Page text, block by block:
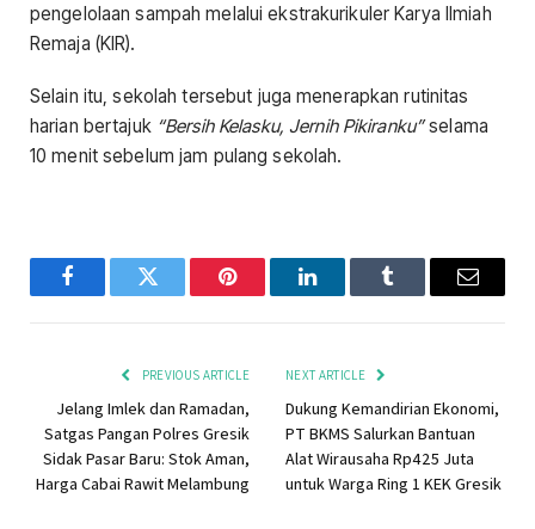
pengelolaan sampah melalui ekstrakurikuler Karya Ilmiah
Remaja (KIR).
Selain itu, sekolah tersebut juga menerapkan rutinitas
harian bertajuk “Bersih Kelasku, Jernih Pikiranku”selama
10 menit sebelum jam pulang sekolah.
FacebookTwitter Pinterest LinkedInTumblr Email
PREVIOUS ARTICLE
Jelang Imlek dan Ramadan,
Satgas Pangan Polres Gresik
Sidak Pasar Baru: Stok Aman,
Harga Cabai Rawit Melambung
NEXT ARTICLE
Dukung Kemandirian Ekonomi,
PT BKMS Salurkan Bantuan
Alat Wirausaha Rp425 Juta
untuk Warga Ring 1 KEK Gresik